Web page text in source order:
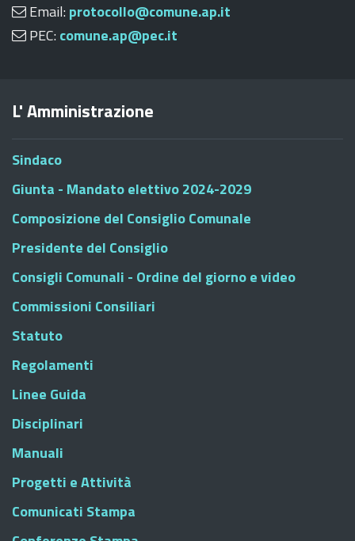
Email: protocollo@comune.ap.it
PEC: comune.ap@pec.it
L' Amministrazione
Sindaco
Giunta - Mandato elettivo 2024-2029
Composizione del Consiglio Comunale
Presidente del Consiglio
Consigli Comunali - Ordine del giorno e video
Commissioni Consiliari
Statuto
Regolamenti
Linee Guida
Disciplinari
Manuali
Progetti e Attività
Comunicati Stampa